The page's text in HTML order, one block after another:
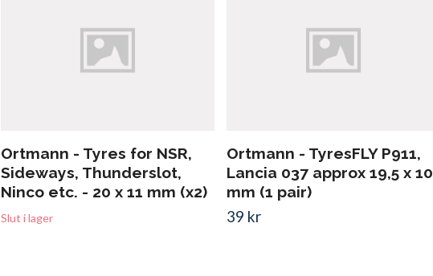
Ortmann - Tyres for NSR,
Sideways, Thunderslot,
Ninco etc. - 20 x 11 mm (x2)
Slut i lager
Ortmann - TyresFLY P911,
Lancia 037 approx 19,5 x 10
mm (1 pair)
39 kr